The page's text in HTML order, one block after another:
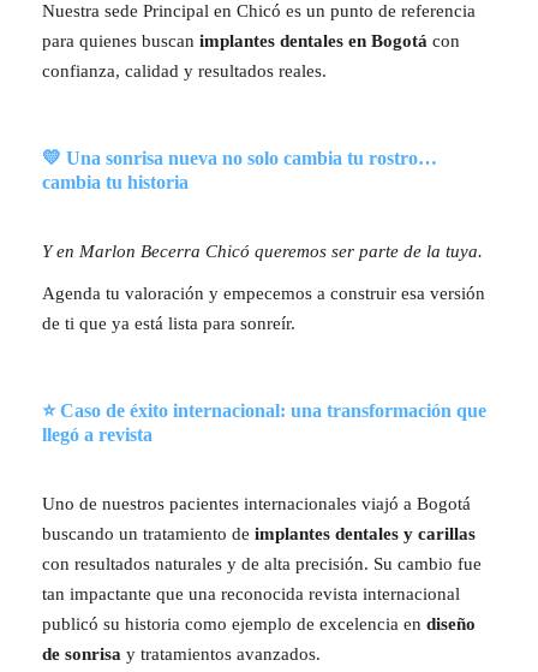
Nuestra sede Principal en Chicó es un punto de referencia
para quienes buscan implantes dentales en Bogotá con
confianza, calidad y resultados reales.
💛 Una sonrisa nueva no solo cambia tu rostro…
cambia tu historia
Y en Marlon Becerra Chicó queremos ser parte de la tuya.
Agenda tu valoración y empecemos a construir esa versión
de ti que ya está lista para sonreír.
⭐ Caso de éxito internacional: una transformación que
llegó a revista
Uno de nuestros pacientes internacionales viajó a Bogotá
buscando un tratamiento de implantes dentales y carillas
con resultados naturales y de alta precisión. Su cambio fue
tan impactante que una reconocida revista internacional
publicó su historia como ejemplo de excelencia en diseño
de sonrisa y tratamientos avanzados.